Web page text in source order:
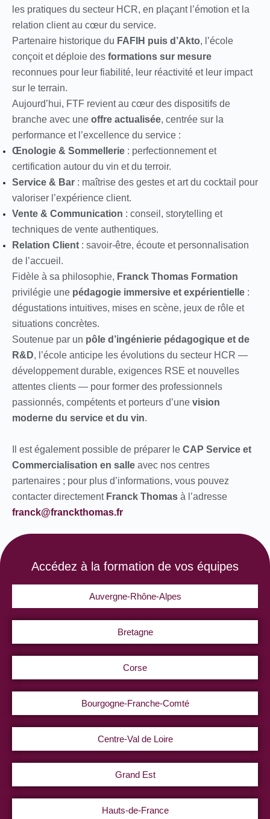
les pratiques du secteur HCR, en plaçant l’émotion et la
relation client au cœur du service.
Partenaire historique du FAFIH puis d’Akto, l’école
conçoit et déploie des formations sur mesure
reconnues pour leur fiabilité, leur réactivité et leur impact
sur le terrain.
Aujourd’hui, FTF revient au cœur des dispositifs de
branche avec une offre actualisée, centrée sur la
performance et l’excellence du service :
Œnologie & Sommellerie : perfectionnement et
certification autour du vin et du terroir.
Service & Bar : maîtrise des gestes et art du cocktail pour
valoriser l’expérience client.
Vente & Communication : conseil, storytelling et
techniques de vente authentiques.
Relation Client : savoir-être, écoute et personnalisation
de l’accueil.
Fidèle à sa philosophie, Franck Thomas Formation
privilégie une pédagogie immersive et expérientielle :
dégustations intuitives, mises en scène, jeux de rôle et
situations concrètes.
Soutenue par un pôle d’ingénierie pédagogique et de
R&D, l’école anticipe les évolutions du secteur HCR —
développement durable, exigences RSE et nouvelles
attentes clients — pour former des professionnels
passionnés, compétents et porteurs d’une vision
moderne du service et du vin.
Il est également possible de préparer le CAP Service et
Commercialisation en salle avec nos centres
partenaires ; pour plus d’informations, vous pouvez
contacter directement Franck Thomas à l’adresse
franck@franckthomas.fr
Accédez à la formation de vos équipes
Auvergne-Rhône-Alpes
Bretagne
Corse
Bourgogne-Franche-Comté
Centre-Val de Loire
Grand Est
Hauts-de-France